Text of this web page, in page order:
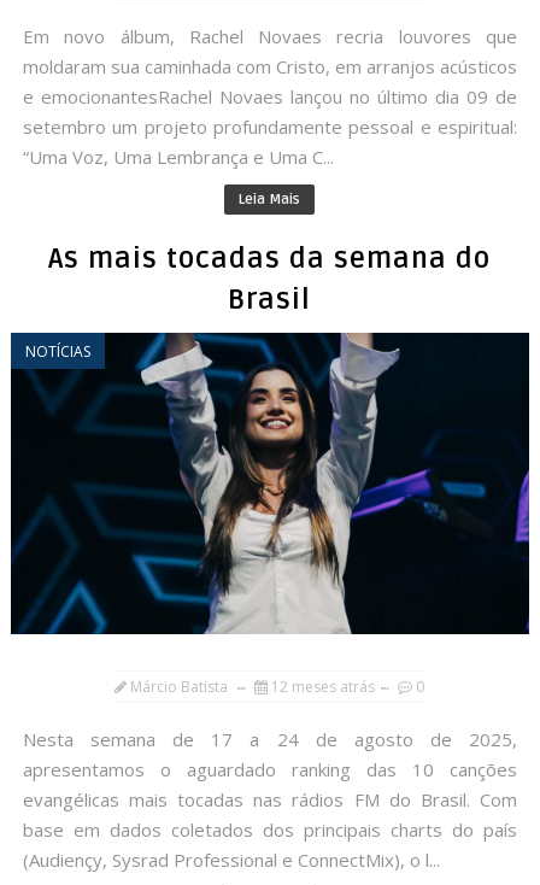
Em novo álbum, Rachel Novaes recria louvores que
moldaram sua caminhada com Cristo, em arranjos acústicos
e emocionantesRachel Novaes lançou no último dia 09 de
setembro um projeto profundamente pessoal e espiritual:
“Uma Voz, Uma Lembrança e Uma C...
Leia Mais
As mais tocadas da semana do
Brasil
NOTÍCIAS
Márcio Batista 12 meses atrás 0
Nesta semana de 17 a 24 de agosto de 2025,
apresentamos o aguardado ranking das 10 canções
evangélicas mais tocadas nas rádios FM do Brasil. Com
base em dados coletados dos principais charts do país
(Audiençy, Sysrad Professional e ConnectMix), o l...